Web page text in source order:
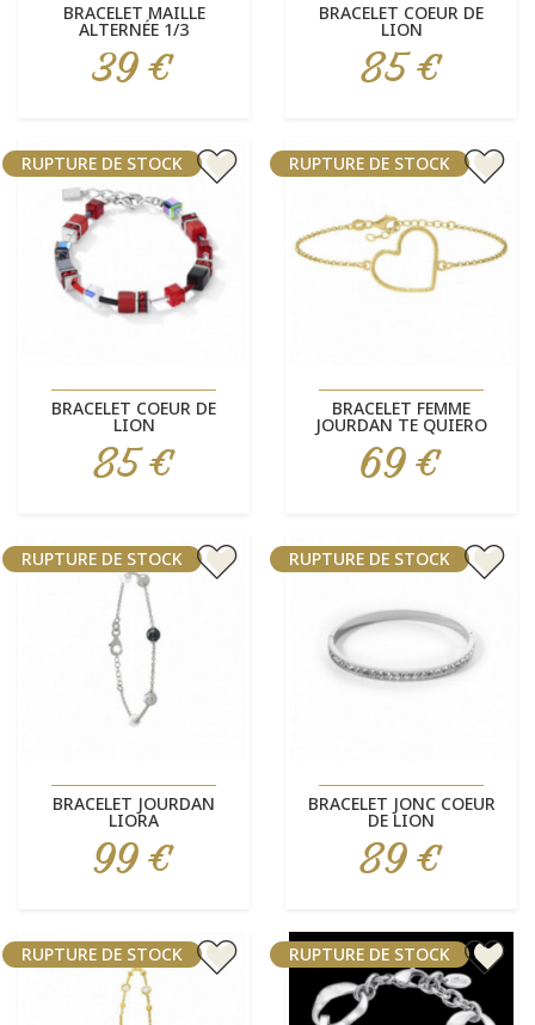
BRACELET MAILLE
ALTERNÉE 1/3
Prix
39 €
BRACELET COEUR DE
LION
Prix
85 €
BRACELET COEUR DE
LION
Prix
85 €
RUPTURE DE STOCK
BRACELET FEMME
JOURDAN TE QUIERO
Prix
69 €
RUPTURE DE STOCK
BRACELET JOURDAN
LIORA
Prix
99 €
RUPTURE DE STOCK
BRACELET JONC COEUR
DE LION
Prix
89 €
RUPTURE DE STOCK
RUPTURE DE STOCK RUPTURE DE STOCK